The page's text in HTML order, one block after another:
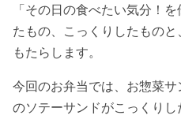
「その日の食べたい気分！
たもの、こっくりしたものと、
もたらします。
今回のお弁当では、お惣菜
のソテーサンドがこっくり